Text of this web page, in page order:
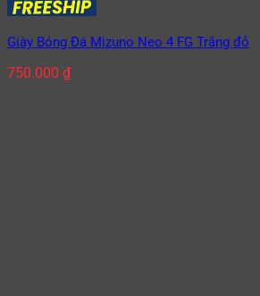
Giày Bóng Đá Mizuno Neo 4 FG Trắng đỏ
750.000 ₫